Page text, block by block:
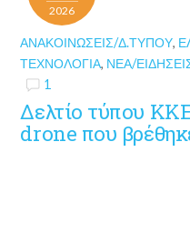
2026
ΑΝΑΚΟΙΝΏΣΕΙΣ/Δ.ΤΎΠΟΥ,
ΤΕΧΝΟΛΟΓΊΑ, ΝΈΑ/
1
Δελτίο τύπου
drone που